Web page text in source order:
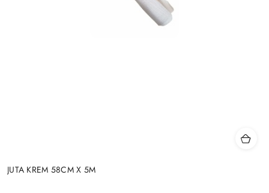
JUTA KREM 58CM X 5M